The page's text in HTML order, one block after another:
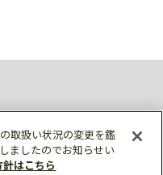
取扱い状況の変更を鑑
ましたのでお知らせい
はこちら